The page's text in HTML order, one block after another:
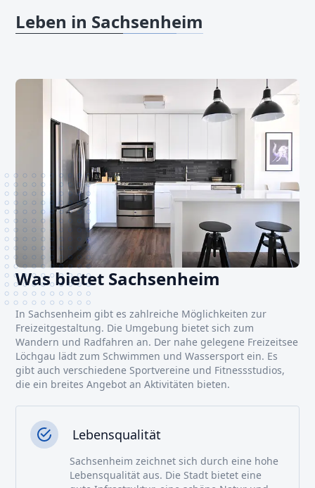
Leben in Sachsenheim
Was bietet Sachsenheim
In Sachsenheim gibt es zahlreiche Möglichkeiten zur
Freizeitgestaltung. Die Umgebung bietet sich zum
Wandern und Radfahren an. Der nahe gelegene Freizeitsee
Löchgau lädt zum Schwimmen und Wassersport ein. Es
gibt auch verschiedene Sportvereine und Fitnessstudios,
die ein breites Angebot an Aktivitäten bieten.
Lebensqualität
Sachsenheim zeichnet sich durch eine hohe
Lebensqualität aus. Die Stadt bietet eine